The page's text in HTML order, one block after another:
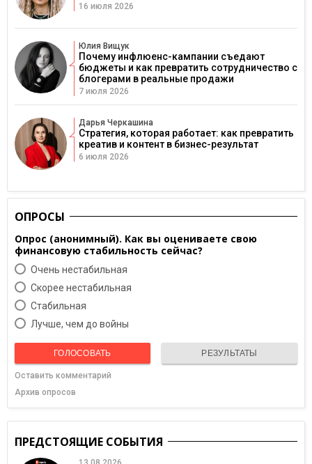
16 июля 2026
Юлия Вищук
Почему инфлюенс-кампании съедают
бюджеты и как превратить сотрудничество с
блогерами в реальные продажи
7 июля 2026
Дарья Черкашина
Стратегия, которая работает: как превратить
креатив и контент в бизнес-результат
6 июля 2026
ОПРОСЫ
Опрос (анонимный). Как вы оцениваете свою
финансовую стабильность сейчас?
Очень нестабильная
Скорее нестабильная
Cтабильная
Лучше, чем до войны
ГОЛОСОВАТЬ РЕЗУЛЬТАТЫ
Оставить комментарий
Архив опросов
ПРЕДСТОЯЩИЕ СОБЫТИЯ